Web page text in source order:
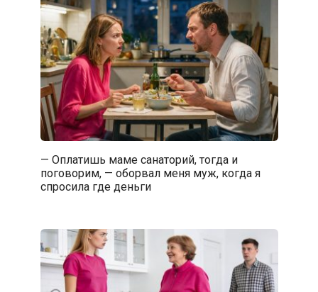
— Оплатишь маме санаторий, тогда и
поговорим, — оборвал меня муж, когда я
спросила где деньги